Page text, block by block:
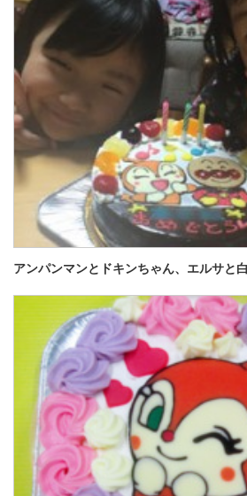
アンパンマンとドキンちゃん、エルサと